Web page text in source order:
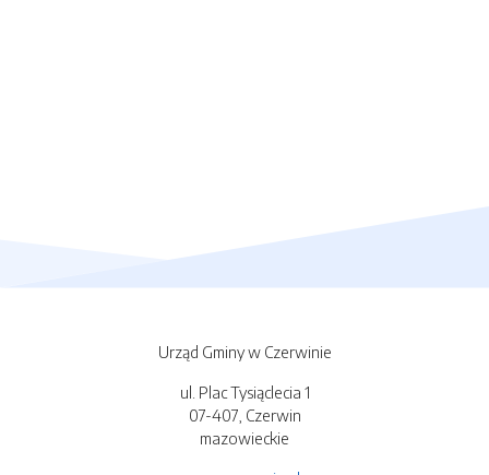
Urząd Gminy w Czerwinie
ul. Plac Tysiąclecia 1
07-407, Czerwin
mazowieckie